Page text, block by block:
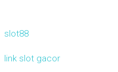
slot88
link slot gacor